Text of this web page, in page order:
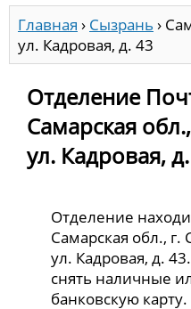
Главная › Сызрань ›
ул. Кадровая, д. 43
Отделение
Самарская
ул. Кадровая,
Отделение
Самарская обл., г.
ул. Кадровая, д.
снять наличные
банковскую